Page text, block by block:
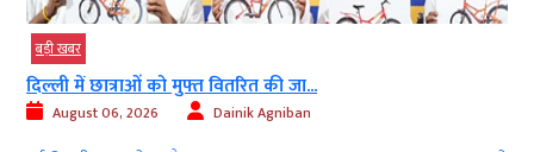
बड़ी खबर
दिल्ली में छात्राओं को मुफ्त वितरित की जा...
August 06, 2026 Dainik Agniban